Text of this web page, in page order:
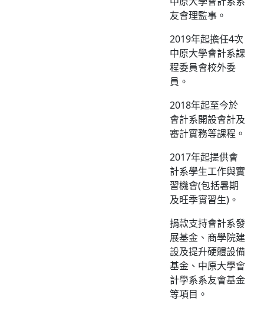
友會理監事。
2019年起擔任4次
中原大學會計系課
程委員會校外委
員。
2018年起至今於
會計系開設會計及
審計實務等課程。
2017年起提供會
計系學生工作與實
習機會(包括暑期
及旺季實習生)。
捐款支持會計系發
展基金、商學院建
設及提升硬體設備
基金、中原大學會
計學系系友會基金
等項目。